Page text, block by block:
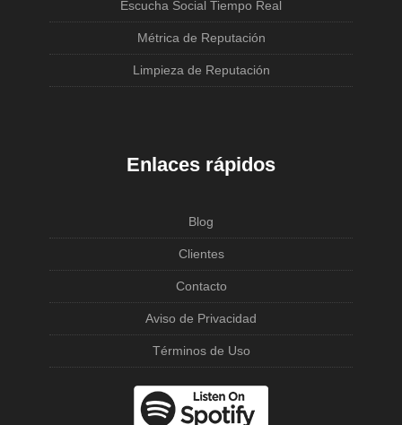
Escucha Social Tiempo Real
Métrica de Reputación
Limpieza de Reputación
Enlaces rápidos
Blog
Clientes
Contacto
Aviso de Privacidad
Términos de Uso